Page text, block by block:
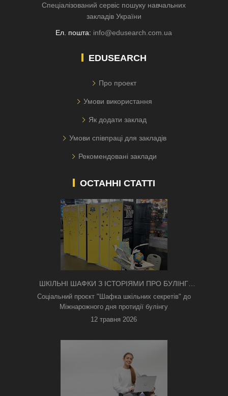
Спеціалізований сервіс пошуку навчальних
закладів України
Ел. пошта: info@edusearch.com.ua
EDUSEARCH
Про проект
Умови використання
Як додати заклад
Умови співпраці для закладів
Рекомендовані заклади
ОСТАННІ СТАТТІ
ШКІЛЬНІ ШАФКИ З ІСТОРІЯМИ ПРО БУЛІНГ
З'ЯВИЛИСЯ В КИЄВІ
Соціальний проєкт "Шафка шкільних секретів" до
Міжнарожного дня протидії булінгу
12 травня 2026